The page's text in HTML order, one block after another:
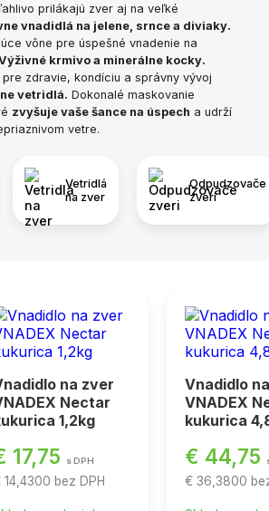
prilákajú zver aj na veľké
vnadidlá na jelene, srnce a diviaky.
vône pre úspešné vnadenie na
krmivo a minerálne kocky.
zdravie, kondíciu a správny vývoj
vetridlá. Dokonalé maskovanie
zvyšuje vaše šance na úspech a udrží
vetre.
Vetridlá
na zver
Odpudzovače
zveri
na zver
Nectar
1,2kg
17,75 s DPH
14,4300 bez DPH
Vnadidlo
VNADEX
kukurica
€ 44,75
€ 36,3800